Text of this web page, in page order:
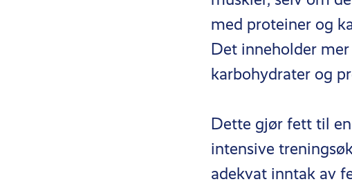
med proteiner og
Det inneholder
karbohydrater og
Dette gjør fett til
intensive
adekvat inntak av